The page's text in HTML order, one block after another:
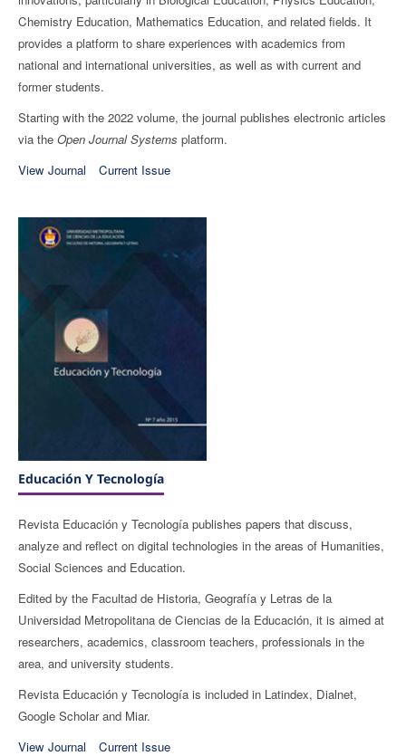
Chemistry Education, Mathematics Education, and related fields. It
provides a platform to share experiences with academics from
national and international universities, as well as with current and
former students.
Starting with the 2022 volume, the journal publishes electronic articles
via the Open Journal Systems platform.
View Journal
Current Issue
Educación Y Tecnologí­a
Revista Educación y Tecnología publishes papers that discuss,
analyze and reflect on digital technologies in the areas of Humanities,
Social Sciences and Education.
Edited by the Facultad de Historia, Geografía y Letras de la
Universidad Metropolitana de Ciencias de la Educación, it is aimed at
researchers, academics, classroom teachers, professionals in the
area, and university students.
Revista Educación y Tecnología is included in Latindex, Dialnet,
Google Scholar and Miar.
View Journal
Current Issue